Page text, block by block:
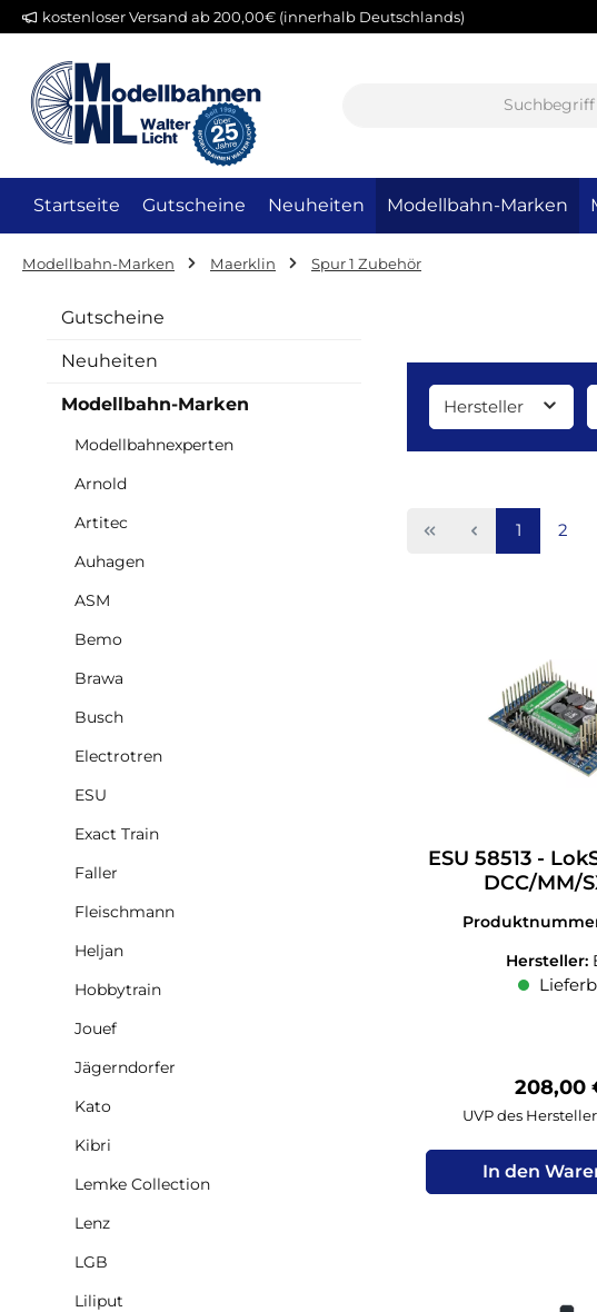
Hauptinhalt springen
Zur Suche springen
Zur Hauptnavigation springen
kostenloser Versand ab 200,00€ (innerhalb Deutschlands)
Startseite Gutscheine Neuheiten Modellbahn-Marken
Modellbahn-Marken Maerklin Spur 1 Zubehör
Gutscheine
Neuheiten
Modellbahn-Marken
Modellbahnexperten
Arnold
Artitec
Auhagen
ASM
Bemo
Brawa
Busch
Electrotren
ESU
Exact Train
Faller
Fleischmann
Heljan
Hobbytrain
Jouef
Jägerndorfer
Kato
Kibri
Lemke Collection
Lenz
LGB
Liliput
Hersteller
Seite
1 Seite
2
ESU 58513 -
DCC/MM/
G/Spur
Hersteller:
208,00
UVP des
In den